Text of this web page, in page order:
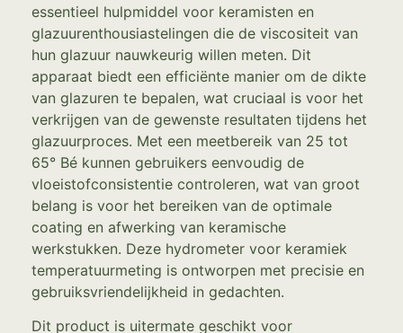
essentieel hulpmiddel voor keramisten en
glazuurenthousiastelingen die de viscositeit van
hun glazuur nauwkeurig willen meten. Dit
apparaat biedt een efficiënte manier om de dikte
van glazuren te bepalen, wat cruciaal is voor het
verkrijgen van de gewenste resultaten tijdens het
glazuurproces. Met een meetbereik van 25 tot
65° Bé kunnen gebruikers eenvoudig de
vloeistofconsistentie controleren, wat van groot
belang is voor het bereiken van de optimale
coating en afwerking van keramische
werkstukken. Deze hydrometer voor keramiek
temperatuurmeting is ontworpen met precisie en
gebruiksvriendelijkheid in gedachten.
Dit product is uitermate geschikt voor